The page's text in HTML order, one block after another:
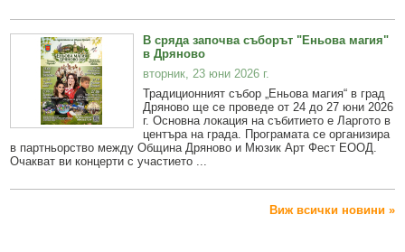
В сряда започва съборът "Еньова магия"
в Дряново
вторник, 23 юни 2026 г.
Традиционният събор „Еньова магия“ в град
Дряново ще се проведе от 24 до 27 юни 2026
г. Основна локация на събитието е Ларгото в
центъра на града. Програмата се организира
в партньорство между Община Дряново и Мюзик Арт Фест ЕООД.
Очакват ви концерти с участието ...
Виж всички новини »